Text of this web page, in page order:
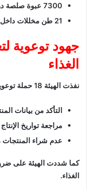
7300 عبوة صلصة دون تاريخ صلاحية
21 طن مخللات داخل منشأة غير مرخصة
جهود توعوية
الغذاء
نفذت الهيئة 18 حملة توعوية لرفع الوعي لدى المستهلكين، تضمنت:
التأكد من بيانات
مراجعة تواريخ الإنتاج
عدم شراء المنتجات
كما شددت الهيئة على
الغذاء.